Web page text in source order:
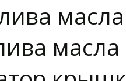
масла
масла